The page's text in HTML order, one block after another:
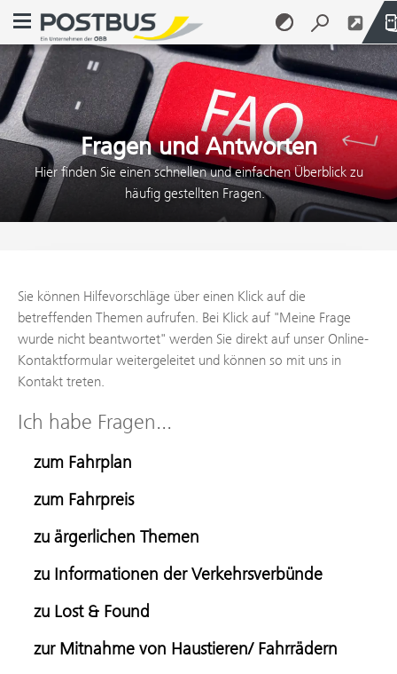
Zum Inhalt springen (Alt + 0)
Zum Menü springen (Alt + 1)
Navigationsmenü öffnen
Fragen und Antworten
Hier finden Sie einen schnellen und einfachen Überblick zu
häufig gestellten Fragen.
Sie können Hilfevorschläge über einen Klick auf die
betreffenden Themen aufrufen. Bei Klick auf "Meine Frage
wurde nicht beantwortet" werden Sie direkt auf unser Online-
Kontaktformular weitergeleitet und können so mit uns in
Kontakt treten.
Ich habe Fragen...
zum Fahrplan
zum Fahrpreis
zu ärgerlichen Themen
zu Informationen der Verkehrsverbünde
zu Lost & Found
zur Mitnahme von Haustieren/ Fahrrädern